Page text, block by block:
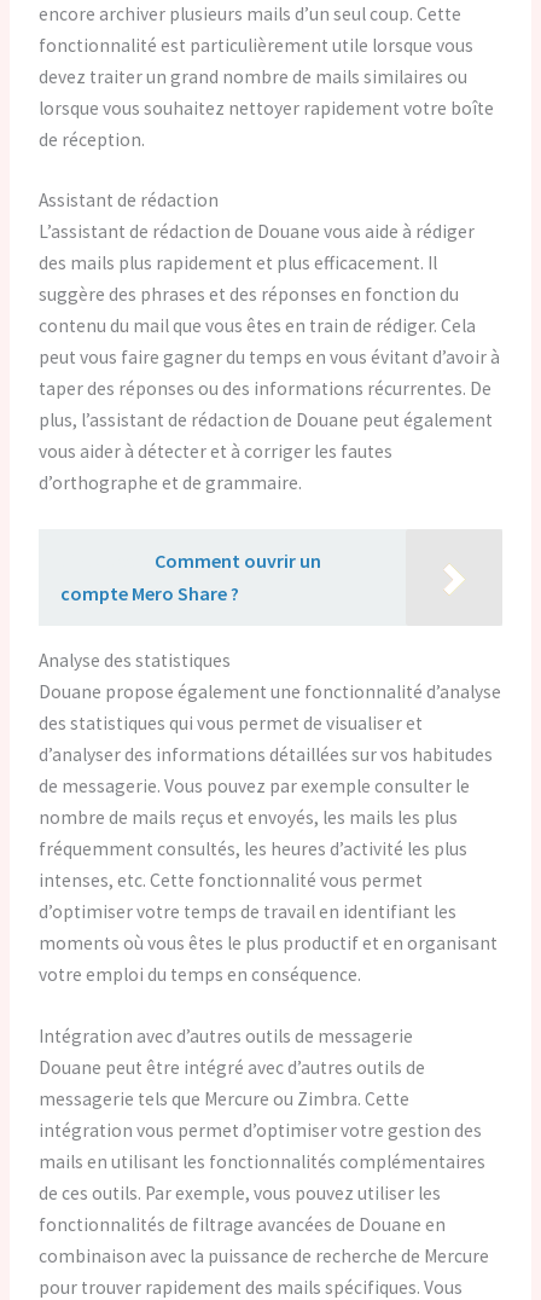
encore archiver plusieurs mails d’un seul coup. Cette
fonctionnalité est particulièrement utile lorsque vous
devez traiter un grand nombre de mails similaires ou
lorsque vous souhaitez nettoyer rapidement votre boîte
de réception.
Assistant de rédaction
L’assistant de rédaction de Douane vous aide à rédiger
des mails plus rapidement et plus efficacement. Il
suggère des phrases et des réponses en fonction du
contenu du mail que vous êtes en train de rédiger. Cela
peut vous faire gagner du temps en vous évitant d’avoir à
taper des réponses ou des informations récurrentes. De
plus, l’assistant de rédaction de Douane peut également
vous aider à détecter et à corriger les fautes
d’orthographe et de grammaire.
Comment ouvrir un
compte Mero Share ?
Analyse des statistiques
Douane propose également une fonctionnalité d’analyse
des statistiques qui vous permet de visualiser et
d’analyser des informations détaillées sur vos habitudes
de messagerie. Vous pouvez par exemple consulter le
nombre de mails reçus et envoyés, les mails les plus
fréquemment consultés, les heures d’activité les plus
intenses, etc. Cette fonctionnalité vous permet
d’optimiser votre temps de travail en identifiant les
moments où vous êtes le plus productif et en organisant
votre emploi du temps en conséquence.
Intégration avec d’autres outils de messagerie
Douane peut être intégré avec d’autres outils de
messagerie tels que Mercure ou Zimbra. Cette
intégration vous permet d’optimiser votre gestion des
mails en utilisant les fonctionnalités complémentaires
de ces outils. Par exemple, vous pouvez utiliser les
fonctionnalités de filtrage avancées de Douane en
combinaison avec la puissance de recherche de Mercure
pour trouver rapidement des mails spécifiques. Vous